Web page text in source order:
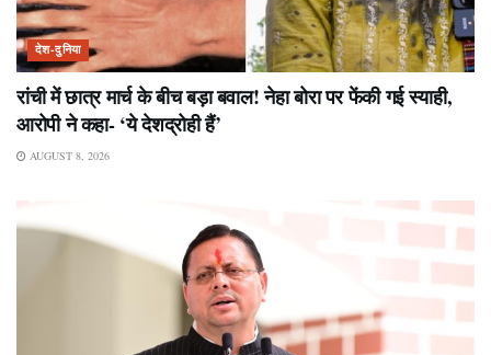
देश-दुनिया
रांची में छात्र मार्च के बीच बड़ा बवाल! नेहा बोरा पर फेंकी गई स्याही,
आरोपी ने कहा- ‘ये देशद्रोही हैं’
AUGUST 8, 2026